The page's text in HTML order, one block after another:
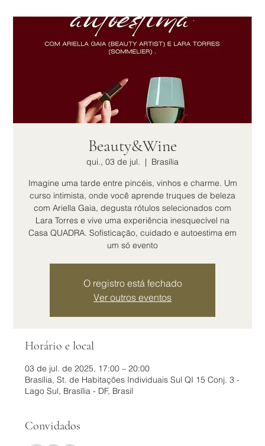
Beauty&Wine
qui., 03 de jul.
  |
Brasília
Imagine uma tarde entre pincéis, vinhos e charme. Um
curso intimista, onde você aprende truques de beleza
com Ariella Gaia, degusta rótulos selecionados com
Lara Torres e vive uma experiência inesquecível na
Casa QUADRA. Sofisticação, cuidado e autoestima em
um só evento
O registro está fechado
Ver outros eventos
Horário e local
03 de jul. de 2025, 17:00 – 20:00
Brasília, St. de Habitações Individuais Sul QI 15 Conj. 3 -
Lago Sul, Brasília - DF, Brasil
Convidados